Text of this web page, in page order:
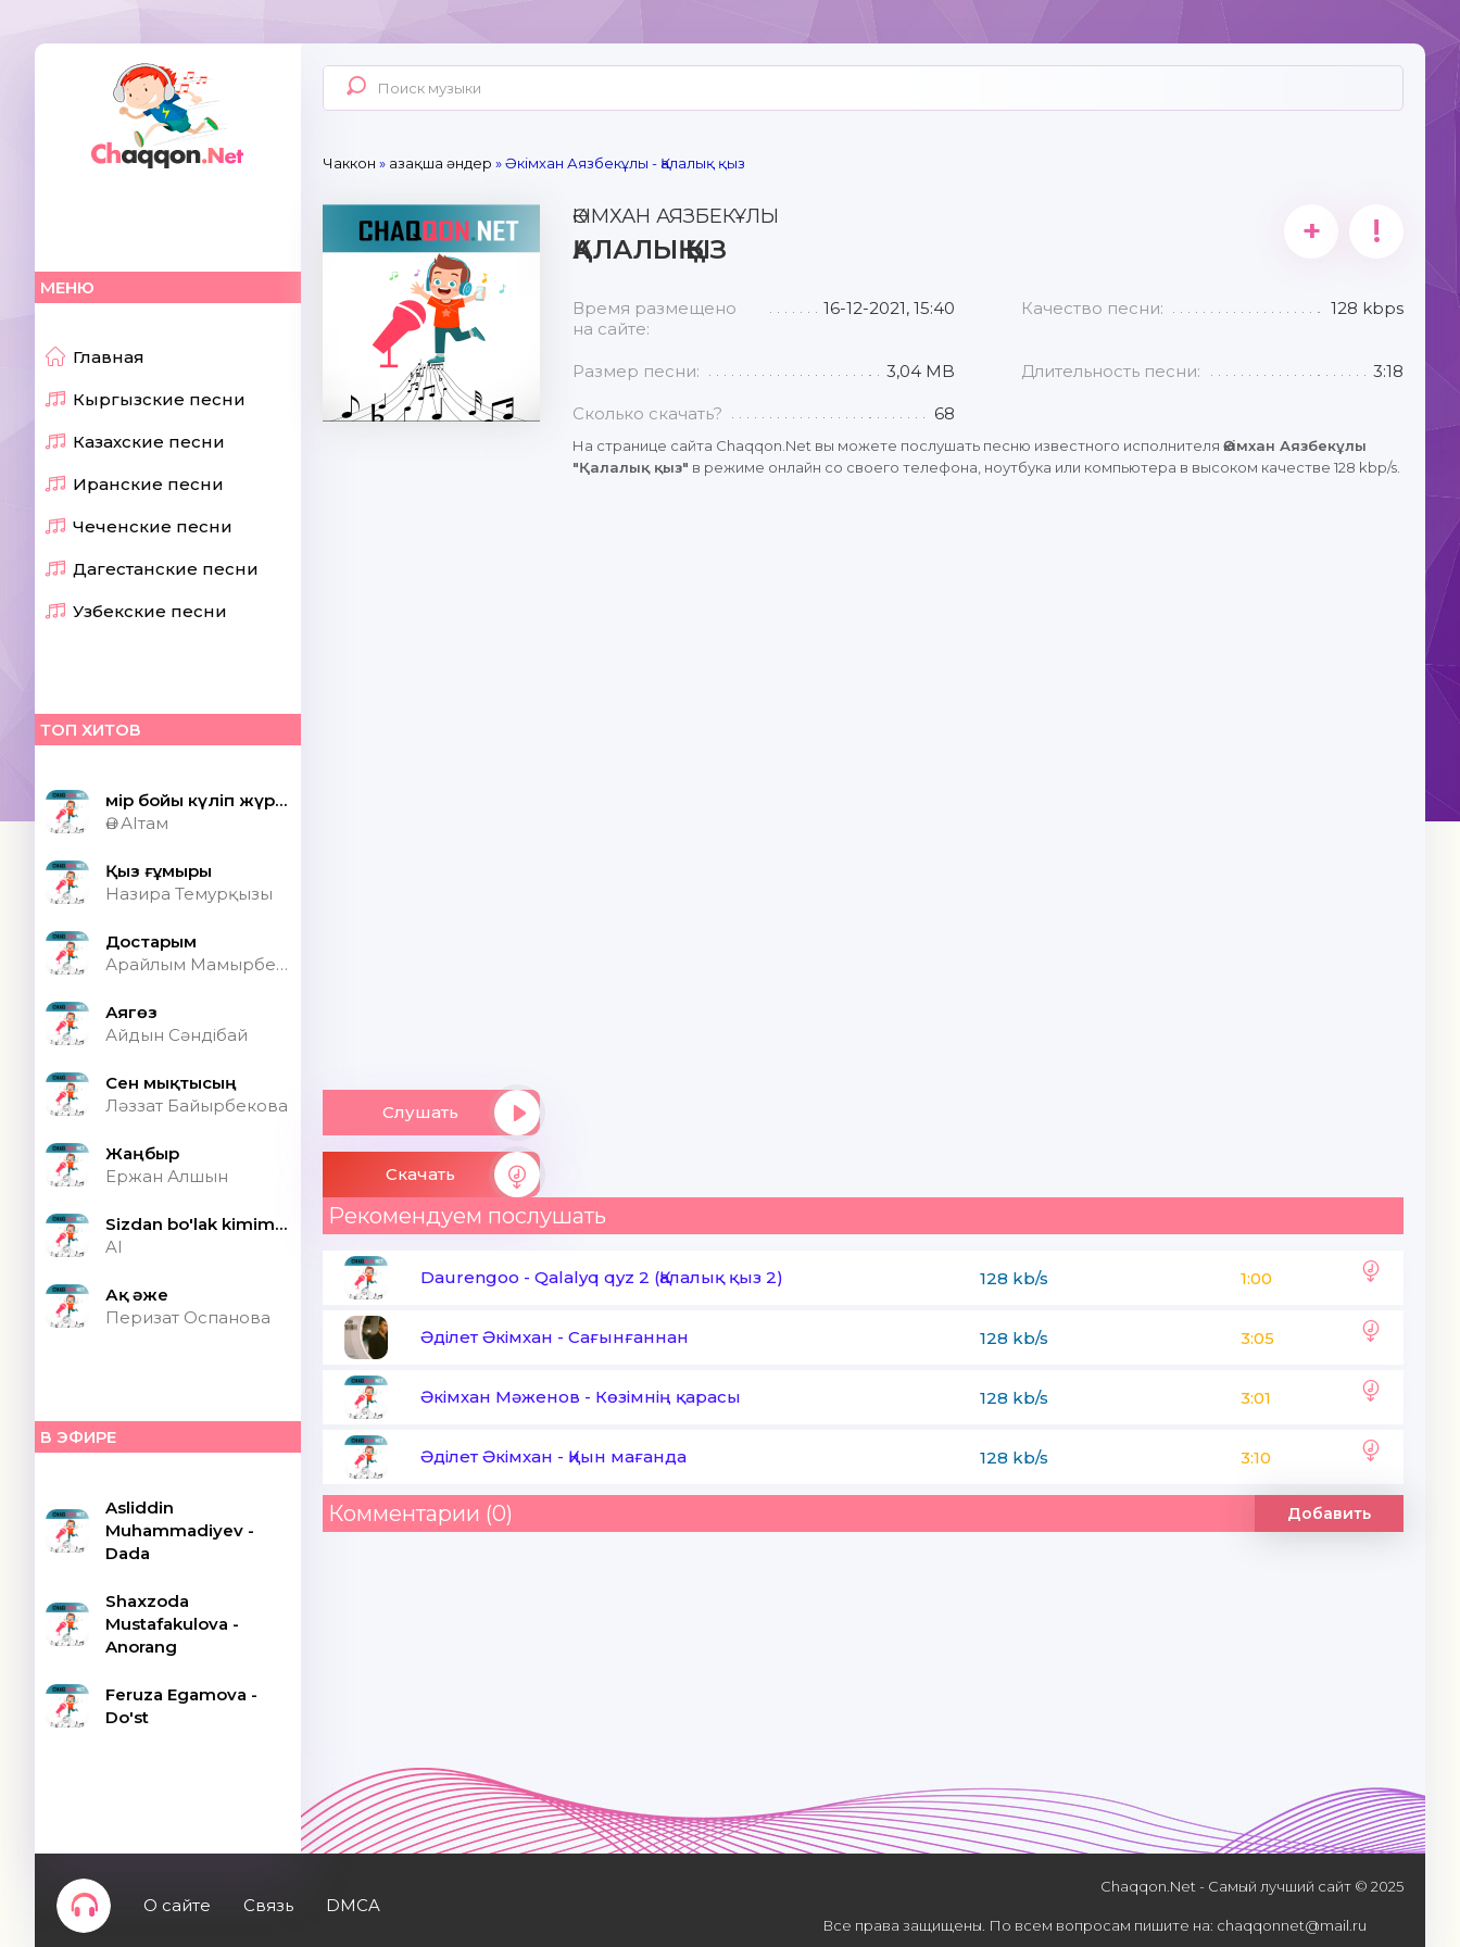
МЕНЮ
Главная
Кыргызские песни
Казахские песни
Иранские песни
Чеченские песни
Дагестанские песни
Узбекские песни
ТОП ХИТОВ
Өмір бойы күліп жүрсек шіркін ай
Ән АІтам
Қыз ғұмыры
Назира Темурқызы
Достарым
Арайлым Мамырбекқызы
Аягөз
Айдын Сәндібай
Сен мықтысың
Ләззат Байырбекова
Жаңбыр
Ержан Алшын
Sizdan bo'lak kimim bor ONA (Speed up)
AI
Ақ әже
Перизат Оспанова
В ЭФИРЕ
Asliddin
Muhammadiyev -
Dada
Shaxzoda
Mustafakulova -
Anorang
Feruza Egamova -
Do'st
Чаккон » Қазақша әндер » Әкімхан Аязбекұлы - Қалалық қыз
Слушать
Скачать
ӘКІМХАН АЯЗБЕКҰЛЫ
ҚАЛАЛЫҚ ҚЫЗ + !
Время размещено
на сайте:
16-12-2021, 15:40 Качество песни: 128 kbps
Размер песни: 3,04 MB Длительность песни: 3:18
Сколько скачать? 68
На странице сайта Chaqqon.Net вы можете послушать песню известного исполнителя Әкімхан Аязбекұлы
"Қалалық қыз" в режиме онлайн со своего телефона, ноутбука или компьютера в высоком качестве 128 kbp/s.
Рекомендуем послушать
Daurengoo - Qalalyq qyz 2 (Қалалық қыз 2) 128 kb/s 1:00
Әділет Әкімхан - Сағынғаннан 128 kb/s 3:05
Әкімхан Мәженов - Көзімнің қарасы 128 kb/s 3:01
Әділет Әкімхан - Қиын мағанда 128 kb/s 3:10
Комментарии (0) Добавить
О сайте Связь DMCA
Chaqqon.Net - Самый лучший сайт © 2025
Все права защищены. По всем вопросам пишите на: chaqqonnet@mail.ru